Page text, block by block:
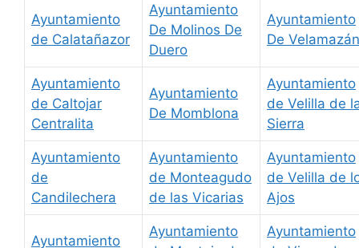
Ayuntamiento
de Calatañazor
Ayuntamiento
De Molinos De
Duero
Ayuntamiento
De Velamazán
Ayuntamiento
de Caltojar
Centralita
Ayuntamiento
De Momblona
Ayuntamiento
de Velilla de
Sierra
Ayuntamiento
de
Candilechera
Ayuntamiento
de Monteagudo
de las Vicarias
Ayuntamiento
de Velilla de
Ajos
Ayuntamiento
Ayuntamiento
Ayuntamiento